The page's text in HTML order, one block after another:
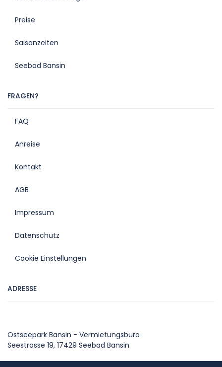
Preise
Saisonzeiten
Seebad Bansin
FRAGEN?
FAQ
Anreise
Kontakt
AGB
Impressum
Datenschutz
Cookie Einstellungen
ADRESSE
Ostseepark Bansin - Vermietungsbüro
Seestrasse 19, 17429 Seebad Bansin